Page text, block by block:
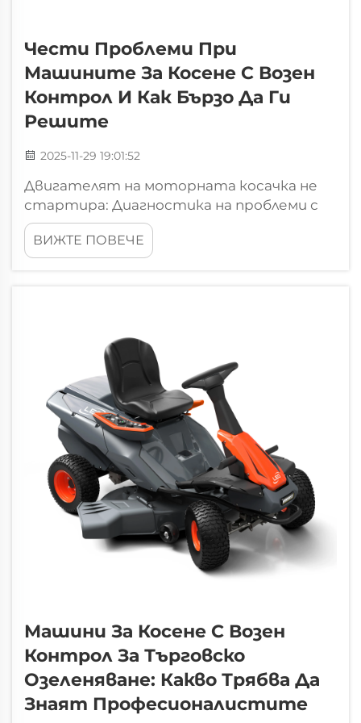
Чести Проблеми При
Машините За Косене С Возен
Контрол И Как Бързо Да Ги
Решите
2025-11-29 19:01:52
Двигателят на моторната косачка не
стартира: Диагностика на проблеми с
горивото, въздуха и запалването
Симптом: Двигателят се върти, но не
стартира, въпреки че свещта работи
ВИЖТЕ ПОВЕЧЕ
Машини За Косене С Возен
Контрол За Търговско
Озеленяване: Какво Трябва Да
Знаят Професионалистите